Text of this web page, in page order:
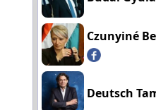
Czunyiné
Deutsch